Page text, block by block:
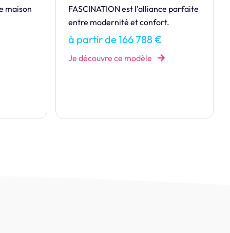
parfaite
Notre maison de la gamme Design.
Cédez aux charmes de la
CRÉATION.
à partir de 361 279 €